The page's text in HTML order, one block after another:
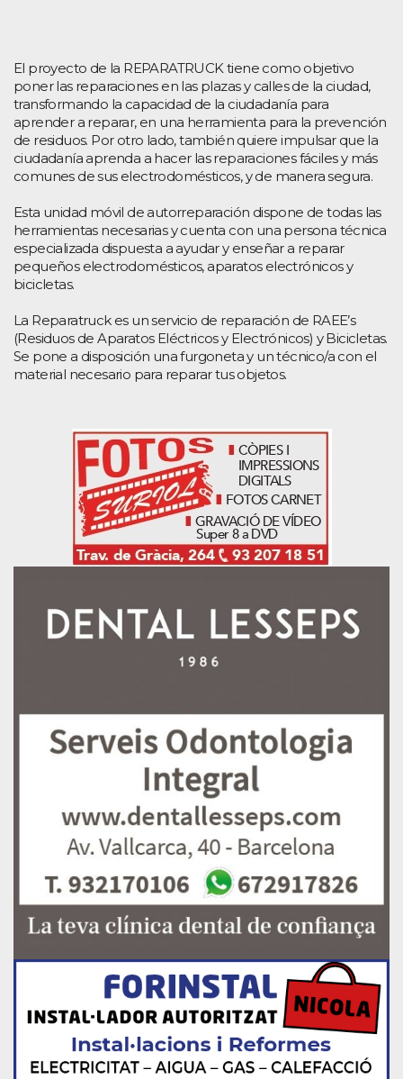
El proyecto de la REPARATRUCK tiene como objetivo
poner las reparaciones en las plazas y calles de la ciudad,
transformando la capacidad de la ciudadanía para
aprender a reparar, en una herramienta para la prevención
de residuos. Por otro lado, también quiere impulsar que la
ciudadanía aprenda a hacer las reparaciones fáciles y más
comunes de sus electrodomésticos, y de manera segura.
Esta unidad móvil de autorreparación dispone de todas las
herramientas necesarias y cuenta con una persona técnica
especializada dispuesta a ayudar y enseñar a reparar
pequeños electrodomésticos, aparatos electrónicos y
bicicletas.
La Reparatruck es un servicio de reparación de RAEE’s
(Residuos de Aparatos Eléctricos y Electrónicos) y Bicicletas.
Se pone a disposición una furgoneta y un técnico/a con el
material necesario para reparar tus objetos.